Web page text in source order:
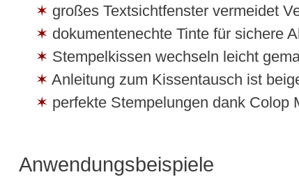
großes Textsichtfenster vermeidet
dokumentenechte Tinte für sichere
Stempelkissen wechseln leicht
Anleitung zum Kissentausch ist
perfekte Stempelungen dank Colop
Anwendungsbeispiele